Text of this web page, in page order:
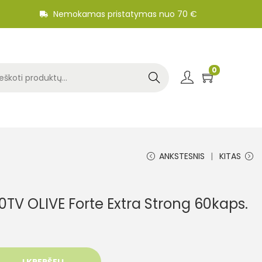
Nemokamas pristatymas nuo 70 €
Search
0
ANKSTESNIS KITAS
OLIVE Forte Extra Strong 60kaps.